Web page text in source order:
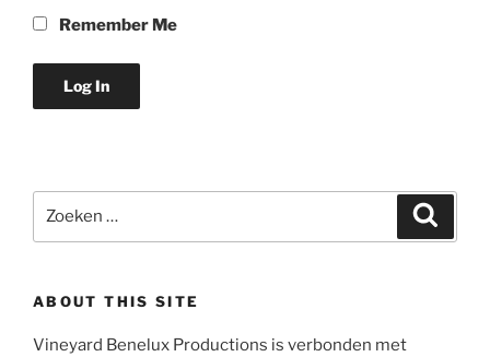
Remember Me
naar:
ABOUT THIS SITE
Vineyard Benelux Productions is verbonden met